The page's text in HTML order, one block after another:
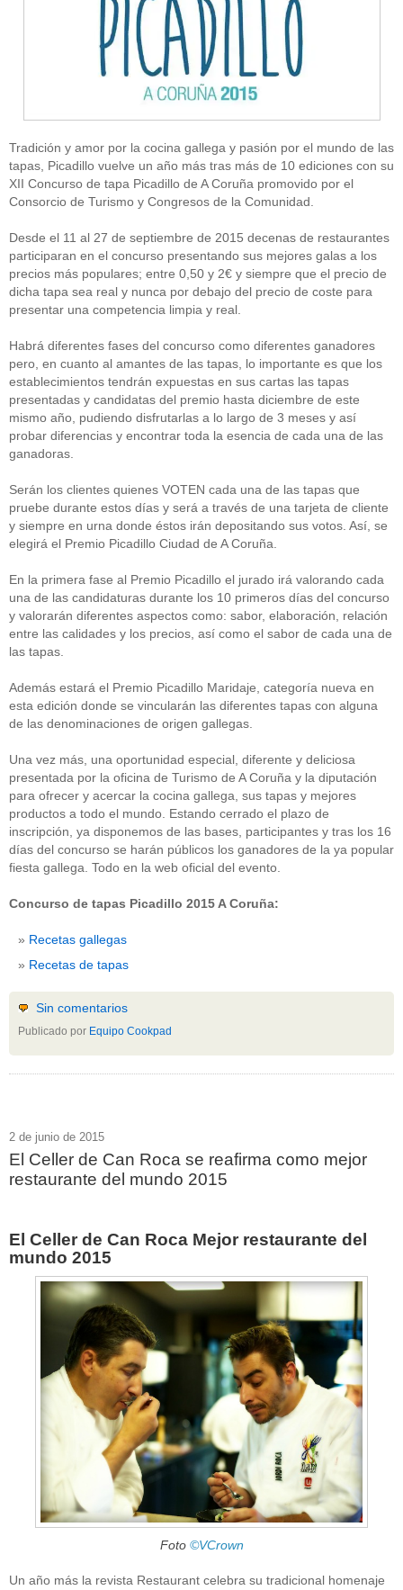
Tradición y amor por la cocina gallega y pasión por el mundo de las
tapas, Picadillo vuelve un año más tras más de 10 ediciones con su
XII Concurso de tapa Picadillo de A Coruña promovido por el
Consorcio de Turismo y Congresos de la Comunidad.
Desde el 11 al 27 de septiembre de 2015 decenas de restaurantes
participaran en el concurso presentando sus mejores galas a los
precios más populares; entre 0,50 y 2€ y siempre que el precio de
dicha tapa sea real y nunca por debajo del precio de coste para
presentar una competencia limpia y real.
Habrá diferentes fases del concurso como diferentes ganadores
pero, en cuanto al amantes de las tapas, lo importante es que los
establecimientos tendrán expuestas en sus cartas las tapas
presentadas y candidatas del premio hasta diciembre de este
mismo año, pudiendo disfrutarlas a lo largo de 3 meses y así
probar diferencias y encontrar toda la esencia de cada una de las
ganadoras.
Serán los clientes quienes VOTEN cada una de las tapas que
pruebe durante estos días y será a través de una tarjeta de cliente
y siempre en urna donde éstos irán depositando sus votos. Así, se
elegirá el Premio Picadillo Ciudad de A Coruña.
En la primera fase al Premio Picadillo el jurado irá valorando cada
una de las candidaturas durante los 10 primeros días del concurso
y valorarán diferentes aspectos como: sabor, elaboración, relación
entre las calidades y los precios, así como el sabor de cada una de
las tapas.
Además estará el Premio Picadillo Maridaje, categoría nueva en
esta edición donde se vincularán las diferentes tapas con alguna
de las denominaciones de origen gallegas.
Una vez más, una oportunidad especial, diferente y deliciosa
presentada por la oficina de Turismo de A Coruña y la diputación
para ofrecer y acercar la cocina gallega, sus tapas y mejores
productos a todo el mundo. Estando cerrado el plazo de
inscripción, ya disponemos de las bases, participantes y tras los 16
días del concurso se harán públicos los ganadores de la ya popular
fiesta gallega. Todo en la web oficial del evento.
Concurso de tapas Picadillo 2015 A Coruña:
Recetas gallegas
Recetas de tapas
Sin comentarios
Publicado por Equipo Cookpad
2 de junio de 2015
El Celler de Can Roca se reafirma como mejor
restaurante del mundo 2015
El Celler de Can Roca Mejor restaurante del
mundo 2015
Foto ©VCrown
Un año más la revista Restaurant celebra su tradicional homenaje